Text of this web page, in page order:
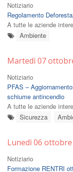
Notiziario
Regolamento
A tutte le aziende
Ambiente
Martedì 07
Notiziario
PFAS –
schiume antincendio
A tutte le aziende
Sicurezza
Lunedì 06 ottobre
Notiziario
Formazione RENTRI